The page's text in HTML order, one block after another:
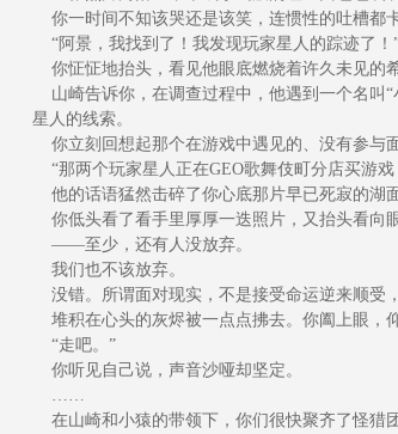
你一时间不知该哭还是该笑，连惯性的吐槽都
“阿景，我找到了！我发现玩家星人的踪迹了！
你怔怔地抬头，看见他眼底燃烧着许久未见的
山崎告诉你，在调查过程中，他遇到一个名叫“
星人的线索。
你立刻回想起那个在游戏中遇见的、没有参与
“那两个玩家星人正在GEO歌舞伎町分店买游
他的话语猛然击碎了你心底那片早已死寂的湖面
你低头看了看手里厚厚一迭照片，又抬头看向
——至少，还有人没放弃。
我们也不该放弃。
没错。所谓面对现实，不是接受命运逆来顺受
堆积在心头的灰烬被一点点拂去。你阖上眼，
“走吧。”
你听见自己说，声音沙哑却坚定。
在山崎和小猿的带领下，你们很快聚齐了怪猎